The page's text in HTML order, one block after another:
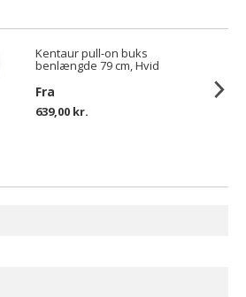
Kentaur pull-on buks
benlængde 79 cm, Hvid
Fra
639,00 kr.